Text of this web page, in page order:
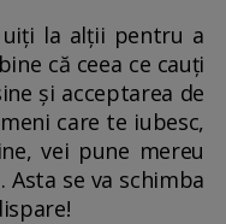
la alții pentru a
că ceea ce cauți
și acceptarea de
care te iubesc,
vei pune mereu
se va schimba